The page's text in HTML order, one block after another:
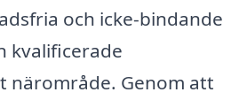
och icke-bindande
kvalificerade
närområde. Genom att